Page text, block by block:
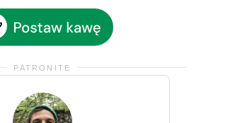
PATRONITE